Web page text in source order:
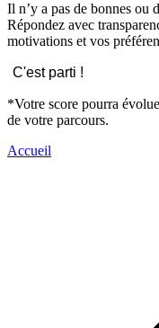
Il n’y a pas de bonnes ou
Répondez avec
motivations et vos
C'est parti !
*Votre score pourra
de votre parcours.
Accueil